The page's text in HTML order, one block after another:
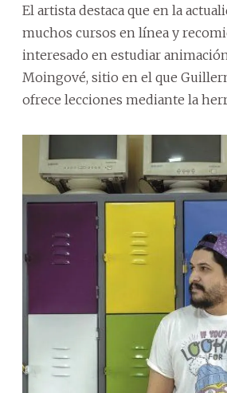
El artista destaca que en la
muchos cursos en línea y
interesado en estudiar
Moingové, sitio en el que
ofrece lecciones mediante la